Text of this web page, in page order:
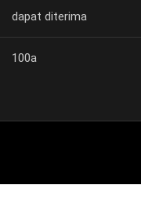
dapat diterima
100a